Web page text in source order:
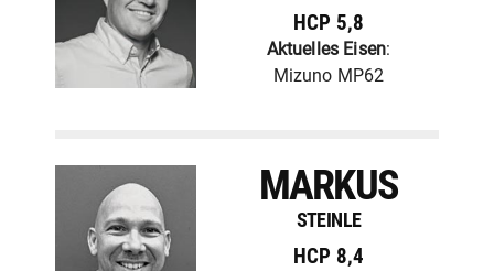
HCP 5,8
Aktuelles Eisen:
Mizuno MP62
MARKUS
STEINLE
HCP 8,4